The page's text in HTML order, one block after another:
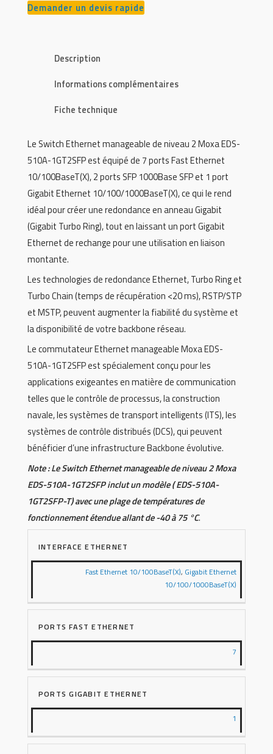
Demander un devis rapide
Description
Informations complémentaires
Fiche technique
Le Switch Ethernet manageable de niveau 2 Moxa EDS-
510A-1GT2SFP est équipé de 7 ports Fast Ethernet
10/100BaseT(X), 2 ports SFP 1000Base SFP et 1 port
Gigabit Ethernet 10/100/1000BaseT(X), ce qui le rend
idéal pour créer une redondance en anneau Gigabit
(Gigabit Turbo Ring), tout en laissant un port Gigabit
Ethernet de rechange pour une utilisation en liaison
montante.
Les technologies de redondance Ethernet, Turbo Ring et
Turbo Chain (temps de récupération <20 ms), RSTP/STP
et MSTP, peuvent augmenter la fiabilité du système et
la disponibilité de votre backbone réseau.
Le commutateur Ethernet manageable Moxa EDS-
510A-1GT2SFP est spécialement conçu pour les
applications exigeantes en matière de communication
telles que le contrôle de processus, la construction
navale, les systèmes de transport intelligents (ITS), les
systèmes de contrôle distribués (DCS), qui peuvent
bénéficier d’une infrastructure Backbone évolutive.
Note : Le Switch Ethernet manageable de niveau 2 Moxa
EDS-510A-1GT2SFP inclut un modèle ( EDS-510A-
1GT2SFP-T) avec une plage de températures de
fonctionnement étendue allant de -40 à 75 °C.
INTERFACE ETHERNET
Fast Ethernet 10/100BaseT(X), Gigabit Ethernet
10/100/1000BaseT(X)
PORTS FAST ETHERNET
7
PORTS GIGABIT ETHERNET
1